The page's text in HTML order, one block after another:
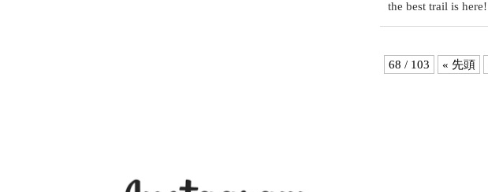
the best trail is here!
68 / 103 « 先頭